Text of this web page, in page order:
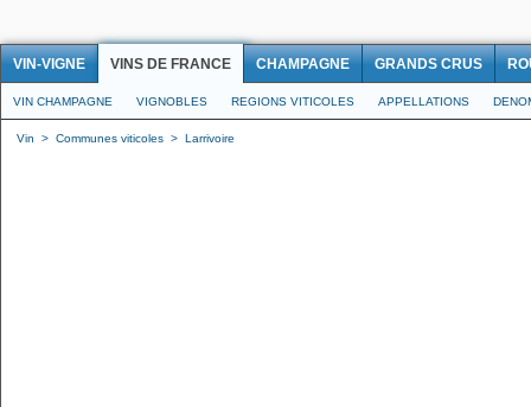
VIN-VIGNE VINS DE FRANCE CHAMPAGNE GRANDS CRUS
VIN CHAMPAGNE VIGNOBLES REGIONS VITICOLES APPELLATIONS
Vin > Communes viticoles > Larrivoire